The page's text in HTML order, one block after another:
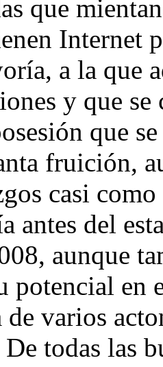
que
Internet
a la que
y que
que
fruición,
casi
antes del
aunque
potencial en
de varios
todas las